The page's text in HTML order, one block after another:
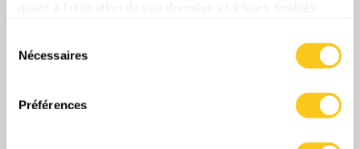
quant à l'utilisation de vos données et à leurs finalités.
tout moment en consultant la Déclaration relative aux
cookies ou en cliquant sur l'icône de confidentialité.
Si vous le permettez, nous aimerions également :
Collecter des informations sur votre localisation
géographique qui peuvent être précises à plusieurs
Nécessaires
Préférences